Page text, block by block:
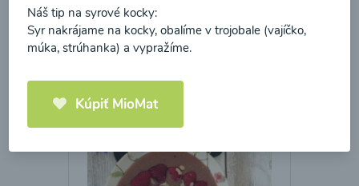
Kaše
Náš tip na syrové kocky:
Syr nakrájame na kocky, obalíme v trojobale (vajíčko,
múka, strúhanka) a vypražíme.
Kúpiť MioMat